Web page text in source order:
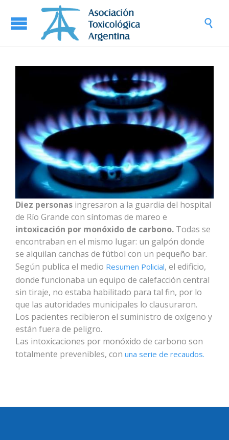

Diez personas ingresaron a la guardia del hospital
de Río Grande con síntomas de mareo e
intoxicación por monóxido de carbono. Todas se
encontraban en el mismo lugar: un galpón donde
se alquilan canchas de fútbol con un pequeño bar.
Según publica el medio Resumen Policial, el edificio,
donde funcionaba un equipo de calefacción central
sin tiraje, no estaba habilitado para tal fin, por lo
que las autoridades municipales lo clausuraron.
Los pacientes recibieron el suministro de oxígeno y
están fuera de peligro.
Las intoxicaciones por monóxido de carbono son
totalmente prevenibles, con una serie de recaudos.